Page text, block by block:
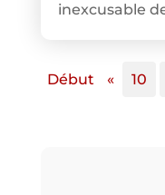
inexcusable
Début « 10